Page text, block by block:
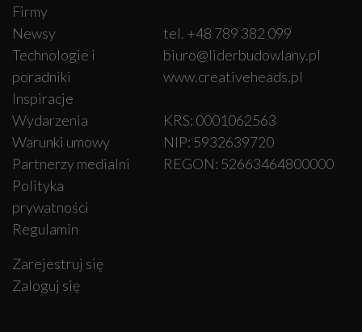
Firmy
Newsy
Technologie i
poradniki
Inspiracje
Wydarzenia
Warunki umowy
Partnerzy medialni
Polityka
prywatności
Regulamin
Zarejestruj się
Zaloguj się
tel. +48 789 382 099
biuro@liderbudowlany.pl
www.creativeheads.pl
KRS: 0001062563
NIP: 5932639720
REGON: 52663464800000